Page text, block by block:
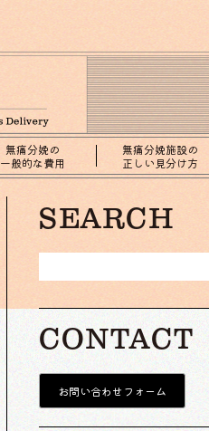
無痛分娩の
一般的な費用
無痛分娩施設の
正しい見分け方
SEARCH
CONTACT
お問い合わせフォーム